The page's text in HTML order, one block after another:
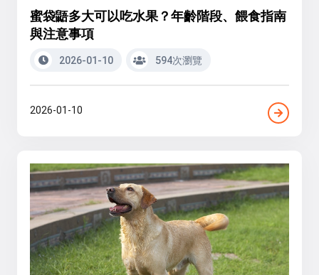
蜜袋鼯多大可以吃水果？年齡階段、餵食指南
與注意事項
2026-01-10 594次瀏覽
2026-01-10